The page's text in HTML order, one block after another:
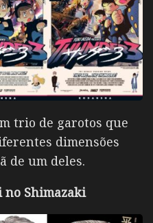
trio de garotos que
dimensões
de um deles.
Shimazaki